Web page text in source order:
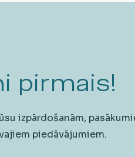
pirmais!
izpārdošanām,
piedāvājumiem.